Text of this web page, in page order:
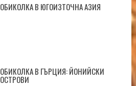
ОБИКОЛКА В ЮГОИЗТОЧНА АЗИЯ
ОБИКОЛКА В ГЪРЦИЯ: ЙОНИЙСКИ
ОСТРОВИ